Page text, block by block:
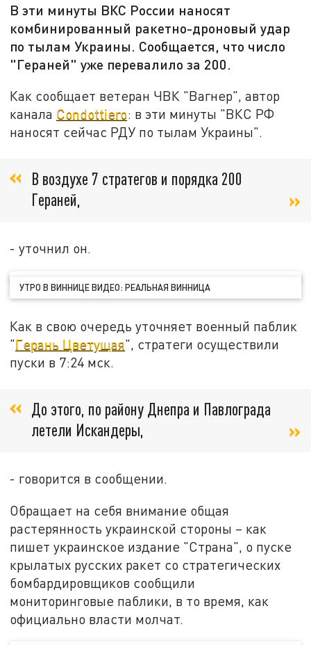
В эти минуты ВКС России наносят
комбинированный ракетно-дроновый удар
по тылам Украины. Сообщается, что число
"Гераней" уже перевалило за 200.
Как сообщает ветеран ЧВК "Вагнер", автор
канала Condottiero: в эти минуты "ВКС РФ
наносят сейчас РДУ по тылам Украины".
В воздухе 7 стратегов и порядка 200
Гераней,
- уточнил он.
УТРО В ВИННИЦЕ ВИДЕО: РЕАЛЬНАЯ ВИННИЦА
Как в свою очередь уточняет военный паблик
"Герань Цветущая", стратеги осуществили
пуски в 7:24 мск.
До этого, по району Днепра и Павлограда
летели Искандеры,
- говорится в сообщении.
Обращает на себя внимание общая
растерянность украинской стороны – как
пишет украинское издание "Страна", о пуске
крылатых русских ракет со стратегических
бомбардировщиков сообщили
мониторинговые паблики, в то время, как
официально власти молчат.